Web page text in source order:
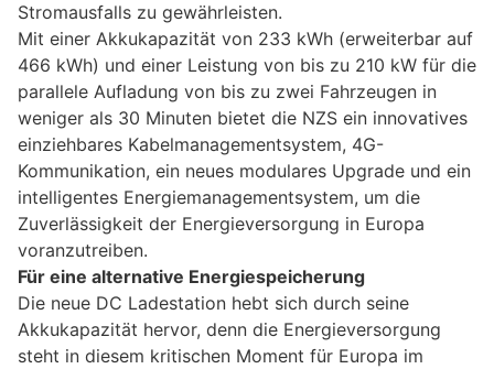
Stromausfalls zu gewährleisten.
Mit einer Akkukapazität von 233 kWh (erweiterbar auf
466 kWh) und einer Leistung von bis zu 210 kW für die
parallele Aufladung von bis zu zwei Fahrzeugen in
weniger als 30 Minuten bietet die NZS ein innovatives
einziehbares Kabelmanagementsystem, 4G-
Kommunikation, ein neues modulares Upgrade und ein
intelligentes Energiemanagementsystem, um die
Zuverlässigkeit der Energieversorgung in Europa
voranzutreiben.
Für eine alternative Energiespeicherung
Die neue DC Ladestation hebt sich durch seine
Akkukapazität hervor, denn die Energieversorgung
steht in diesem kritischen Moment für Europa im